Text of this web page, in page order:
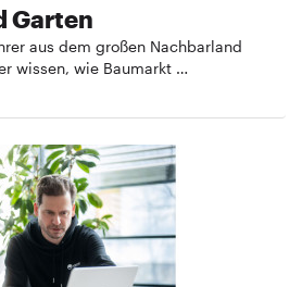
Garten
aus dem großen Nachbarland
wissen, wie Baumarkt …